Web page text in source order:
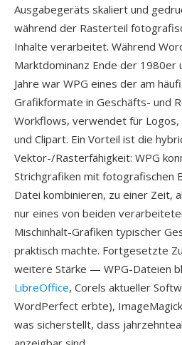
Ausgabegeräts skaliert und
während der Rasterteil
Inhalte verarbeitet. Während
Marktdominanz Ende der 1980er
Jahre war WPG eines der am
Grafikformate in Geschäfts- und
Workflows, verwendet für
und Clipart. Ein Vorteil ist die
Vektor-/Rasterfähigkeit: WPG
Strichgrafiken mit fotografischen
Datei kombinieren, zu einer Zeit,
nur eines von beiden
Mischinhalt-Grafiken typischer
praktisch machte. Fortgesetzte
weitere Stärke — WPG-Dateien
LibreOffice, Corels aktueller
WordPerfect erbte),
was sicherstellt, dass